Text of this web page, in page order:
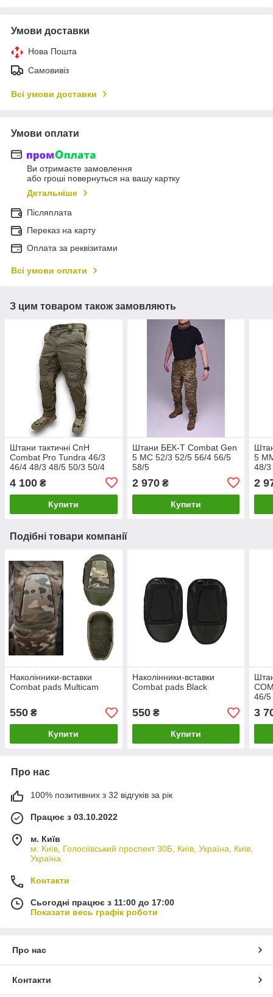
Умови доставки
Нова Пошта
Самовивіз
Всі умови доставки
Умови оплати
Ви отримаєте замовлення
або гроші повернуться на вашу картку
Детальніше
Післяплата
Переказ на карту
Оплата за реквізитами
Всі умови оплати
З цим товаром також замовляють
Штани тактичні СпН
Combat Pro Tundra 46/3
46/4 48/3 48/5 50/3 50/4
4 100 ₴
Купити
Штани БЕК-Т Combat Gen
5 МС 52/3 52/5 56/4 56/5
58/5
2 970₴
Купити
5
48/
2
Подібні товари компанії
Наколінники-вставки
Combat pads Multicam
550 ₴
Купити
Наколінники-вставки
Combat pads Black
550₴
Купити
46/
50/
54/
3
Про нас
100% позитивних з 32 відгуків за рік
Працює з 03.10.2022
м. Київ
м. Київ, Голосіївський проспект 30Б, Київ, Україна, Київ,
Україна
Контакти
Сьогодні працює з 11:00 до 17:00
Показати весь графік роботи
Про нас
Контакти